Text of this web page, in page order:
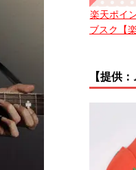
楽天ポイ
ブスク【
【提供